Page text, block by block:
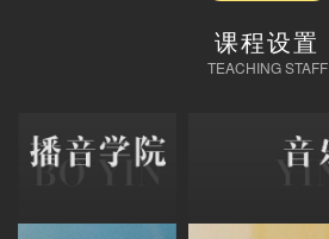
课程设置
TEACHING STAFF